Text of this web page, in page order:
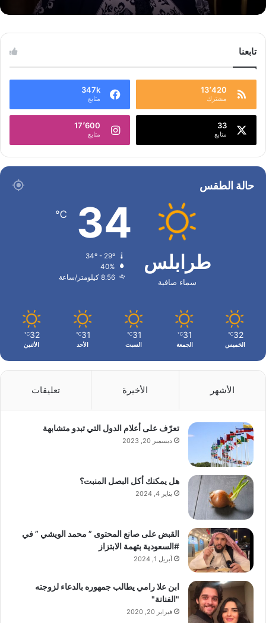
تابعنا
13٬420
مشترك
347k
متابع
33
متابع
17٬600
متابع
حالة الطقس
طرابلس
سماء صافية
34
℃
40%
8.56 كيلومتر/ساعة
32
℃
الخميس
31
℃
الجمعة
31
℃
السبت
31
℃
الأحد
32
℃
الأثنين
الأشهر الأخيرة تعليقات
تعرّف على أعلام الدول التي تبدو متشابهة
ديسمبر 20, 2023
هل يمكنك أكل البصل المنبت؟
يناير 4, 2024
القبض على صانع المحتوى ” محمد الويشي ” في
#السعودية بتهمة الابتزاز
أبريل 1, 2024
ابن علا رامي يطالب جمهوره بالدعاء لزوجته
"الفنانة"
فبراير 20, 2020